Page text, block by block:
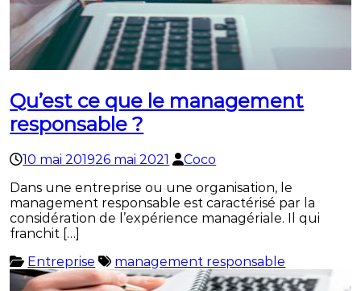
Qu’est ce que le management
responsable ?
10 mai 201926 mai 2021
Coco
Dans une entreprise ou une organisation, le
management responsable est caractérisé par la
considération de l’expérience managériale. Il qui
franchit […]
Entreprise
management responsable